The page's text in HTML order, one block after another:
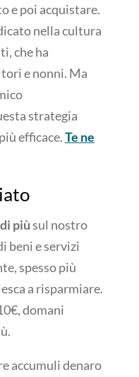
e poi acquistare.
nella cultura
che ha
e nonni. Ma
strategia
efficace.Te ne
piùsul nostro
beni e servizi
spesso più
a risparmiare.
domani
accumuli denaro